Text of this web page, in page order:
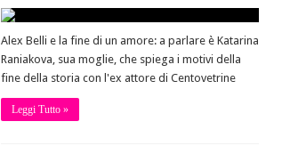
Alex Belli e la fine di un amore: a parlare è Katarina
Raniakova, sua moglie, che spiega i motivi della
fine della storia con l'ex attore di Centovetrine
Leggi Tutto »